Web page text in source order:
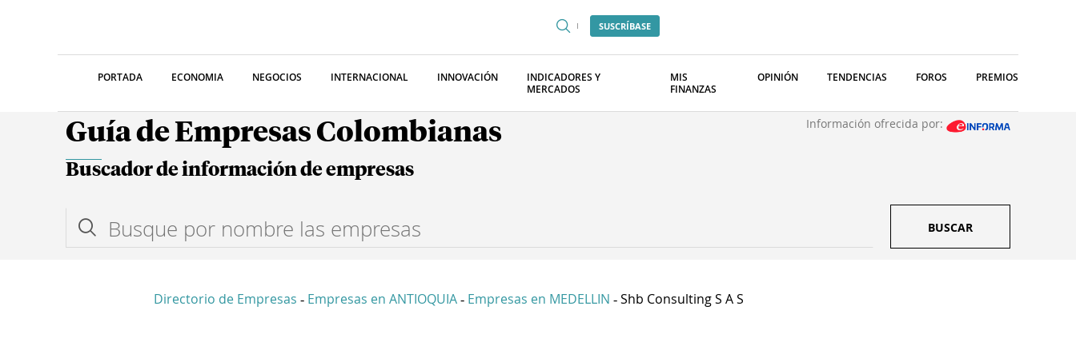
SUSCRÍBASE
PORTADA ECONOMIA NEGOCIOS INTERNACIONAL INNOVACIÓN
INDICADORES Y
MERCADOS
MIS
FINANZAS
OPINIÓN TENDENCIAS FOROS PREMIOS
Guía de Empresas Colombianas Información ofrecida por:
Buscador de información de empresas
BUSCAR
Directorio de Empresas - Empresas en ANTIOQUIA - Empresas en MEDELLIN - Shb Consulting S A S